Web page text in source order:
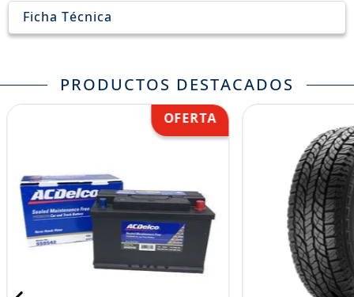
Ficha Técnica
PRODUCTOS DESTACADOS